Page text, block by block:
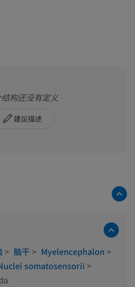
构还没有定义
建议描述
> 脑干> Myelencephalon >
somatosensorii >